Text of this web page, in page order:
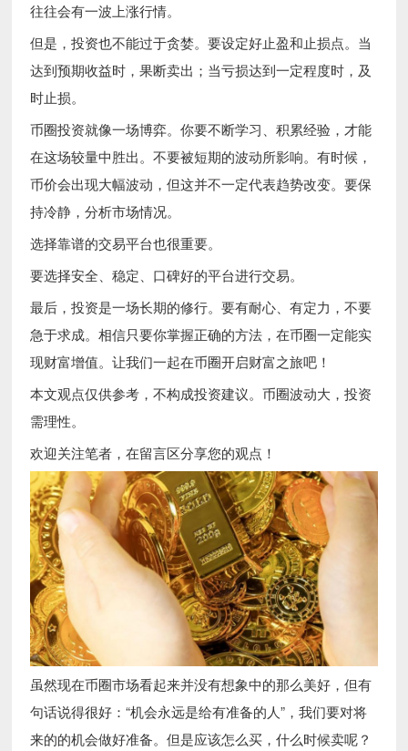
往往会有一波上涨行情。
但是，投资也不能过于贪婪。要设定好止盈和止损点。当
达到预期收益时，果断卖出；当亏损达到一定程度时，及
时止损。
币圈投资就像一场博弈。你要不断学习、积累经验，才能
在这场较量中胜出。不要被短期的波动所影响。有时候，
币价会出现大幅波动，但这并不一定代表趋势改变。要保
持冷静，分析市场情况。
选择靠谱的交易平台也很重要。
要选择安全、稳定、口碑好的平台进行交易。
最后，投资是一场长期的修行。要有耐心、有定力，不要
急于求成。相信只要你掌握正确的方法，在币圈一定能实
现财富增值。让我们一起在币圈开启财富之旅吧！
本文观点仅供参考，不构成投资建议。币圈波动大，投资
需理性。
欢迎关注笔者，在留言区分享您的观点！
虽然现在币圈市场看起来并没有想象中的那么美好，但有
句话说得很好：“机会永远是给有准备的人”，我们要对将
来的的机会做好准备。但是应该怎么买，什么时候卖呢？